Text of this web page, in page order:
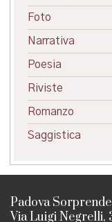
Foto
Narrativa
Poesia
Riviste
Romanzo
Saggistica
Padova Sorprende
Via Luigi Negrelli,